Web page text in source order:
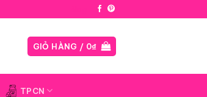
GIỎ HÀNG / 0₫
TPCN